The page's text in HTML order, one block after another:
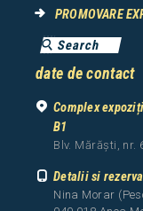
PROMOVARE
date de contact
Complex
B1
Blv. Mărăști, nr.
Detalii si
Nina Morar